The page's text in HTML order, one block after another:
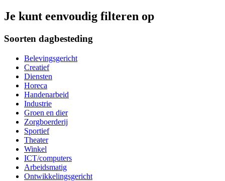
Je kunt eenvoudig filteren op
Soorten dagbesteding
Belevingsgericht
Creatief
Diensten
Horeca
Handenarbeid
Industrie
Groen en dier
Zorgboerderij
Sportief
Theater
Winkel
ICT/computers
Arbeidsmatig
Ontwikkelingsgericht